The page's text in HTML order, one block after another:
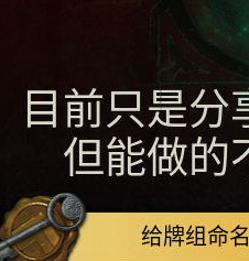
目前只是分
但能做的
给牌组命